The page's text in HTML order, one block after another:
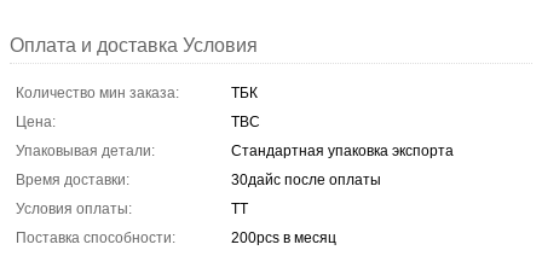
Оплата и доставка Условия
Количество мин заказа:
ТБК
Цена:
TBC
Упаковывая детали:
Стандартная упаковка экспорта
Время доставки:
30дайс после оплаты
Условия оплаты:
ТТ
Поставка способности:
200pcs в месяц